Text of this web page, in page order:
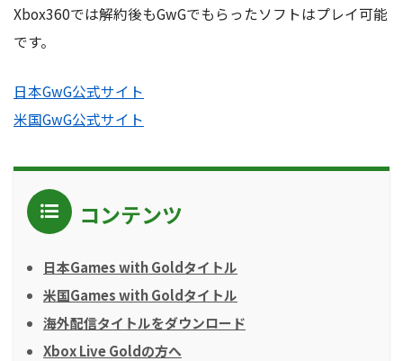
Xbox360では解約後もGwGでもらったソフトはプレイ可能
です。
日本GwG公式サイト
米国GwG公式サイト
コンテンツ
日本Games with Goldタイトル
米国Games with Goldタイトル
海外配信タイトルをダウンロード
Xbox Live Goldの方へ